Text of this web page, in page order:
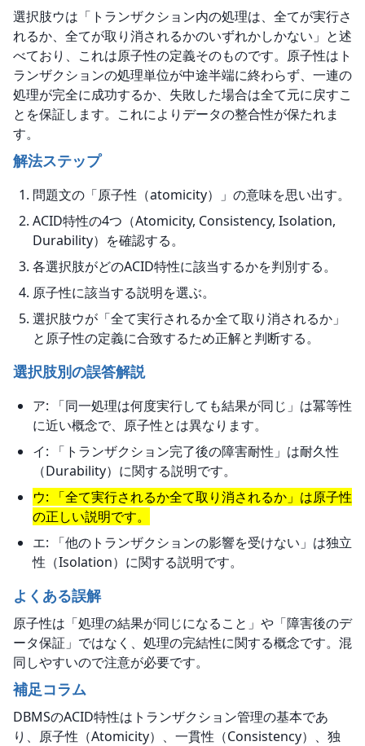
選択肢ウは「トランザクション内の処理は、全てが実行さ
れるか、全てが取り消されるかのいずれかしかない」と述
べており、これは原子性の定義そのものです。原子性はト
ランザクションの処理単位が中途半端に終わらず、一連の
処理が完全に成功するか、失敗した場合は全て元に戻すこ
とを保証します。これによりデータの整合性が保たれま
す。
解法ステップ
問題文の「原子性（atomicity）」の意味を思い出す。
ACID特性の4つ（Atomicity, Consistency, Isolation,
Durability）を確認する。
各選択肢がどのACID特性に該当するかを判別する。
原子性に該当する説明を選ぶ。
選択肢ウが「全て実行されるか全て取り消されるか」
と原子性の定義に合致するため正解と判断する。
選択肢別の誤答解説
ア: 「同一処理は何度実行しても結果が同じ」は冪等性
に近い概念で、原子性とは異なります。
イ: 「トランザクション完了後の障害耐性」は耐久性
（Durability）に関する説明です。
ウ: 「全て実行されるか全て取り消されるか」は原子性
の正しい説明です。
エ: 「他のトランザクションの影響を受けない」は独立
性（Isolation）に関する説明です。
よくある誤解
原子性は「処理の結果が同じになること」や「障害後のデ
ータ保証」ではなく、処理の完結性に関する概念です。混
同しやすいので注意が必要です。
補足コラム
DBMSのACID特性はトランザクション管理の基本であ
り、原子性（Atomicity）、一貫性（Consistency）、独